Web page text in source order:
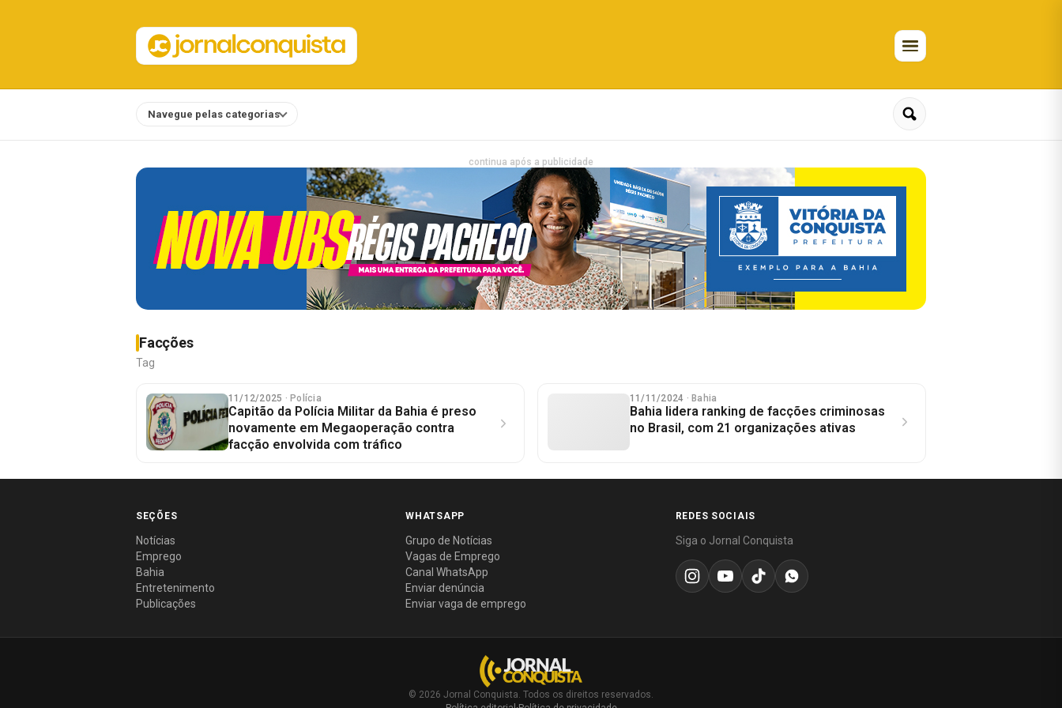
Navegue pelas categorias
continua após a publicidade
Facções
Tag
11/12/2025 · Polícia
Capitão da Polícia Militar da Bahia é preso
novamente em Megaoperação contra
facção envolvida com tráfico
11/11/2024 · Bahia
Bahia lidera ranking de facções criminosas
no Brasil, com 21 organizações ativas
SEÇÕES
Notícias
Emprego
Bahia
Entretenimento
Publicações
WHATSAPP
Grupo de Notícias
Vagas de Emprego
Canal WhatsApp
Enviar denúncia
Enviar vaga de emprego
REDES SOCIAIS
Siga o Jornal Conquista
© 2026 Jornal Conquista. Todos os direitos reservados.